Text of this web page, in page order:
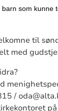
som kunne
til
med
/